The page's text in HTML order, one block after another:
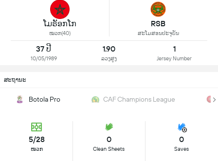
ໂມຣັອກໂກ
ໝວກ(40)
RSB
ສະໂມສອນປະຈຸບັນ
37 ປີ
10/05/1989
1.90
ລວງສູງ
1
Jersey Number
ສະຖານະ
Botola Pro CAF Champions League
5/28
ໜວກ
0
Clean Sheets
0
Saves